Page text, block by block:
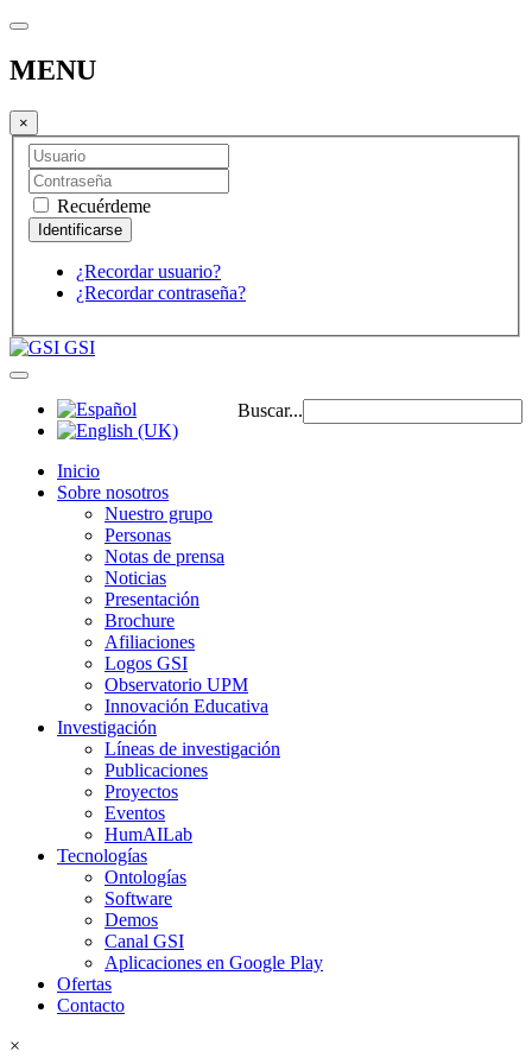
MENU
×
Recuérdeme
¿Recordar usuario?
¿Recordar contraseña?
GSI
Buscar...
Inicio
Sobre nosotros
Nuestro grupo
Personas
Notas de prensa
Noticias
Presentación
Brochure
Afiliaciones
Logos GSI
Observatorio UPM
Innovación Educativa
Investigación
Líneas de investigación
Publicaciones
Proyectos
Eventos
HumAILab
Tecnologías
Ontologías
Software
Demos
Canal GSI
Aplicaciones en Google Play
Ofertas
Contacto
×